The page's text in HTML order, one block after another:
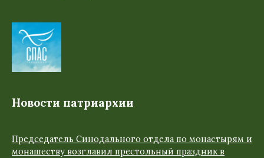
Новости патриархии
Председатель Синодального отдела по монастырям и
монашеству возглавил престольный праздник в